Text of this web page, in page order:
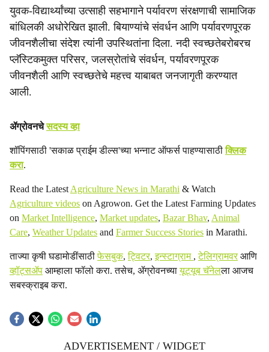
युवक-विद्यार्थ्यांच्या उत्साही सहभागाने पर्यावरण संरक्षणाची सामाजिक
बांधिलकी अधोरेखित झाली. बियाण्यांचे संवर्धन आणि पर्यावरणपूरक
जीवनशैलीचा संदेश त्यांनी उपस्थितांना दिला. नदी स्वच्छतेबरोबरच
प्लॅस्टिकमुक्त परिसर, जलस्रोतांचे संवर्धन, पर्यावरणपूरक
जीवनशैली आणि स्वच्छतेचे महत्त्व याबाबत जनजागृती करण्यात
आली.
ॲग्रोवनचेसदस्य व्हा
शॉपिंगसाठी 'सकाळ प्राईम डील्स'च्या भन्नाट ऑफर्स पाहण्यासाठीक्लिक
करा.
Read the Latest Agriculture News in Marathi & Watch
Agriculture videos on Agrowon. Get the Latest Farming Updates
on Market Intelligence, Market updates, Bazar Bhav, Animal
Care, Weather Updates and Farmer Success Stories in Marathi.
ताज्या कृषी घडामोडींसाठीफेसबुक,ट्विटर,इन्स्टाग्राम ,टेलिग्रामवरआणि
व्हॉट्सॲप आम्हाला फॉलो करा. तसेच, ॲग्रोवनच्यायूट्यूब चॅनेलला आजच
सबस्क्राइब करा.
ADVERTISEMENT / WIDGET